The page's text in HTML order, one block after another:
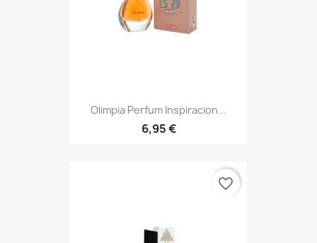
Olimpia Perfum Inspiracion...
6,95 €
favorite_border